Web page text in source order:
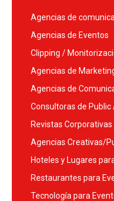
Agencias de
Agencias de Eventos
Clipping /
Agencias de
Agencias de
Consultoras de
Revistas
Agencias Creativas/
Hoteles y Lugares
Restaurantes para
Tecnología para